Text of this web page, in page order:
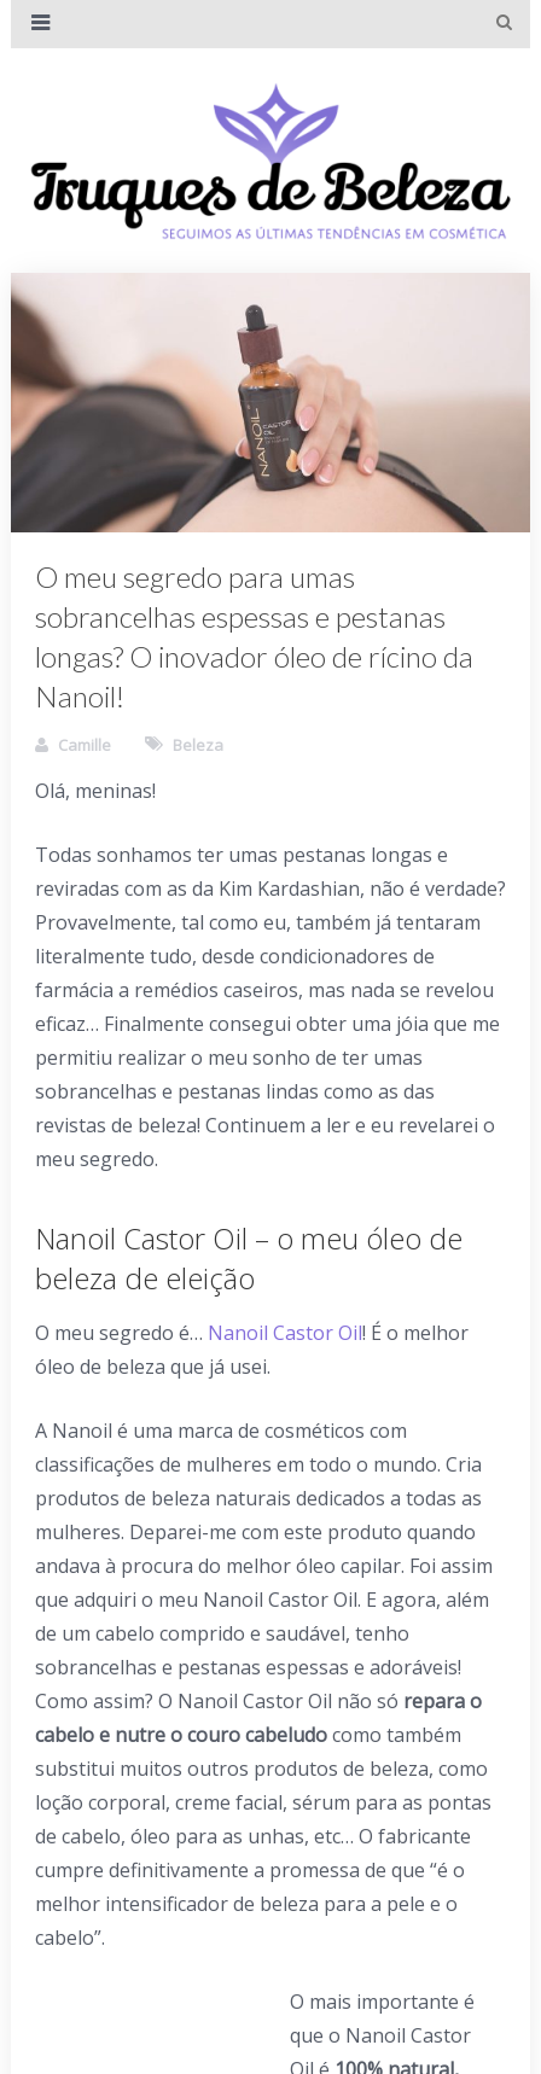
O meu segredo para umas
sobrancelhas espessas e pestanas
longas? O inovador óleo de rícino da
Nanoil!
Camille Beleza
Olá, meninas!
Todas sonhamos ter umas pestanas longas e
reviradas com as da Kim Kardashian, não é verdade?
Provavelmente, tal como eu, também já tentaram
literalmente tudo, desde condicionadores de
farmácia a remédios caseiros, mas nada se revelou
eficaz… Finalmente consegui obter uma jóia que me
permitiu realizar o meu sonho de ter umas
sobrancelhas e pestanas lindas como as das
revistas de beleza! Continuem a ler e eu revelarei o
meu segredo.
Nanoil Castor Oil – o meu óleo de
beleza de eleição
O meu segredo é… Nanoil Castor Oil! É o melhor
óleo de beleza que já usei.
A Nanoil é uma marca de cosméticos com
classificações de mulheres em todo o mundo. Cria
produtos de beleza naturais dedicados a todas as
mulheres. Deparei-me com este produto quando
andava à procura do melhor óleo capilar. Foi assim
que adquiri o meu Nanoil Castor Oil. E agora, além
de um cabelo comprido e saudável, tenho
sobrancelhas e pestanas espessas e adoráveis!
Como assim? O Nanoil Castor Oil não só repara o
cabelo e nutre o couro cabeludocomo também
substitui muitos outros produtos de beleza, como
loção corporal, creme facial, sérum para as pontas
de cabelo, óleo para as unhas, etc… O fabricante
cumpre definitivamente a promessa de que “é o
melhor intensificador de beleza para a pele e o
cabelo”.
O mais importante é
que o Nanoil Castor